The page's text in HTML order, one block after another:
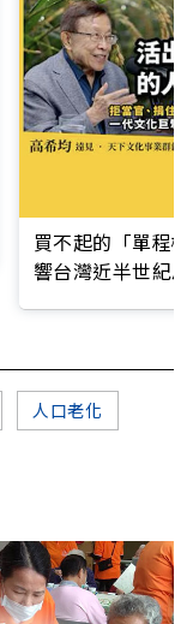
買不起的「單程
響台灣近半世紀
人口老化